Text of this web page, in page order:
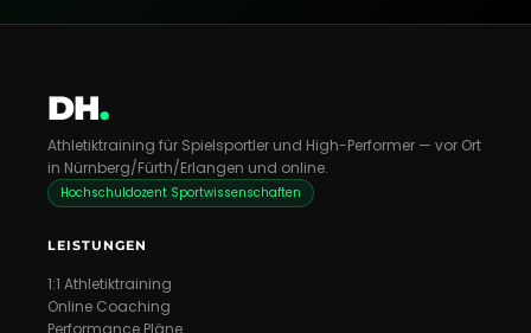
DH.
Athletiktraining für Spielsportler und High-Performer — vor Ort
in Nürnberg/Fürth/Erlangen und online.
Hochschuldozent Sportwissenschaften
LEISTUNGEN
1:1 Athletiktraining
Online Coaching
Performance Pläne